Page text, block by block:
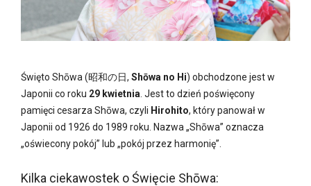
Święto Shōwa (昭和の日, Shōwa no Hi) obchodzone jest w
Japonii co roku 29 kwietnia . Jest to dzień poświęcony
pamięci cesarza Shōwa, czyli Hirohito, który panował w
Japonii od 1926 do 1989 roku. Nazwa „Shōwa” oznacza
„oświecony pokój” lub „pokój przez harmonię”.
Kilka ciekawostek o Święcie Shōwa: